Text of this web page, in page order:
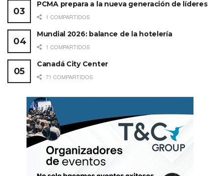
PCMA prepara a la nueva generación de líderes
1 COMPARTIDOS
Mundial 2026: balance de la hotelería
1 COMPARTIDOS
Canadá City Center
71 COMPARTIDOS